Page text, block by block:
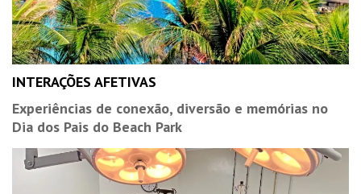
INTERAÇÕES AFETIVAS
Experiências de conexão, diversão e memórias no
Dia dos Pais do Beach Park